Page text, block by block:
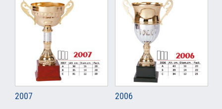
2007 2006